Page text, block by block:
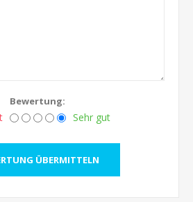
Bewertung:
Sehr gut